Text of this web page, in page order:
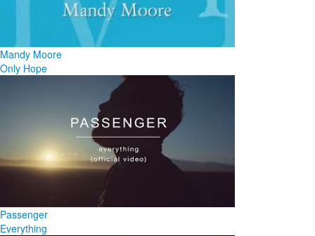
Mandy Moore
Only Hope
Passenger
Everything